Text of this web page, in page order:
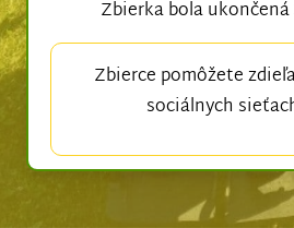
Zbierka bola ukončená
Zbierce pomôžete
sociálnych